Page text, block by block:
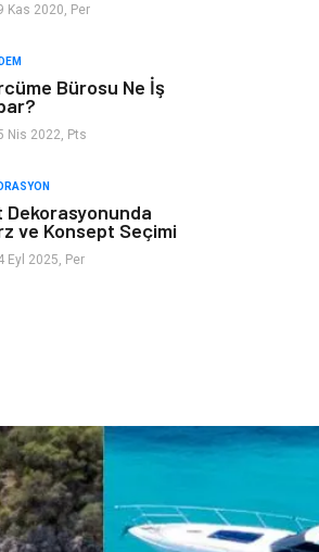
Plastik
Eğlence
Bilişim
Endüstriyel
İthalat İhracat
Kas 2020, Per
Bürosu Ne İş
Nis 2022, Pts
Dekorasyonunda
ve Konsept Seçimi
Eyl 2025, Per